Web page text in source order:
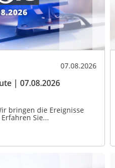
07.08.2026
| 07.08.2026
bringen die Ereignisse
Sie...